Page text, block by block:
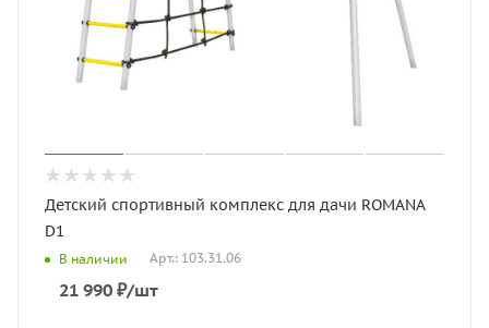
Детский спортивный комплекс для дачи ROMANA
D1
В наличии Арт.: 103.31.06
21 990 ₽/шт